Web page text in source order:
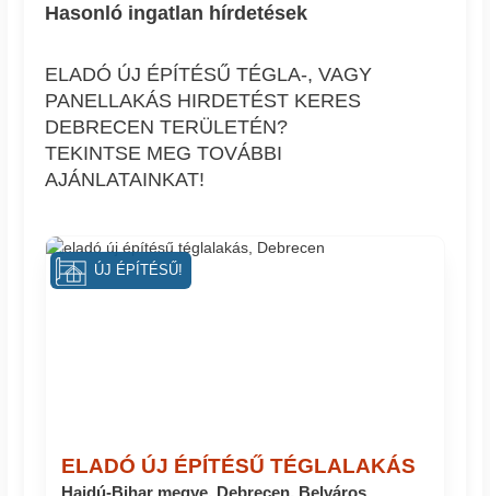
Hasonló ingatlan hírdetések
ELADÓ ÚJ ÉPÍTÉSŰ TÉGLA-, VAGY
PANELLAKÁS HIRDETÉST KERES
DEBRECEN TERÜLETÉN?
TEKINTSE MEG TOVÁBBI
AJÁNLATAINKAT!
ELADÓ ÚJ ÉPÍTÉSŰ TÉGLALAKÁS
Hajdú-Bihar megye, Debrecen, Belváros
ÚJ ÉPÍTÉSŰ!